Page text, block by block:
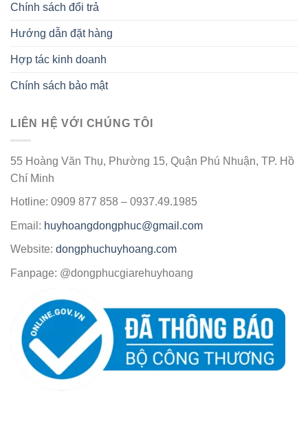
Chính sách đổi trả
Hướng dẫn đặt hàng
Hợp tác kinh doanh
Chính sách bảo mật
LIÊN HỆ VỚI CHÚNG TÔI
55 Hoàng Văn Thụ, Phường 15, Quận Phú Nhuận, TP. Hồ
Chí Minh
Hotline: 0909 877 858 – 0937.49.1985
Email: huyhoangdongphuc@gmail.com
Website: dongphuchuyhoang.com
Fanpage: @dongphucgiarehuyhoang